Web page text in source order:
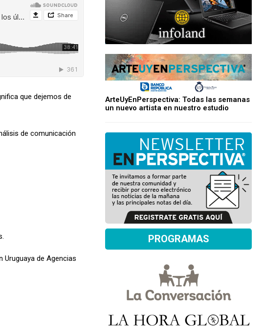
que dejemos de
de comunicación
Uruguaya de Agencias
ArteUyEnPerspectiva: Todas las semanas
un nuevo artista en nuestro estudio
PROGRAMAS